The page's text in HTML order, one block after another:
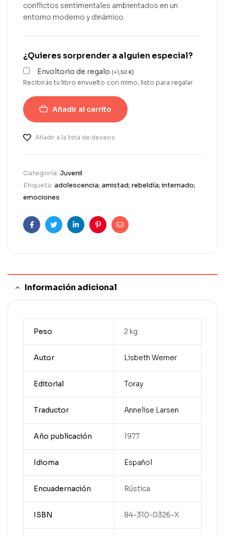
conflictos sentimentales ambientados en un
entorno moderno y dinámico.
¿Quieres sorprender a alguien especial?
Envoltorio de regalo (+1,50 €)
Recibirás tu libro envuelto con mimo, listo para regalar
Añadir al carrito
Añadir a la lista de deseos
Categoría: Juvenil
Etiqueta: adolescencia; amistad; rebeldía; internado;
emociones
FacebookTwitterLinkedinPinterestCorreo
Información adicional
Peso 2 kg
Autor Lisbeth Werner
Editorial Toray
Traductor Annelise Larsen
Año publicación 1977
Idioma Español
Encuadernación Rústica
ISBN 84-310-0326-X